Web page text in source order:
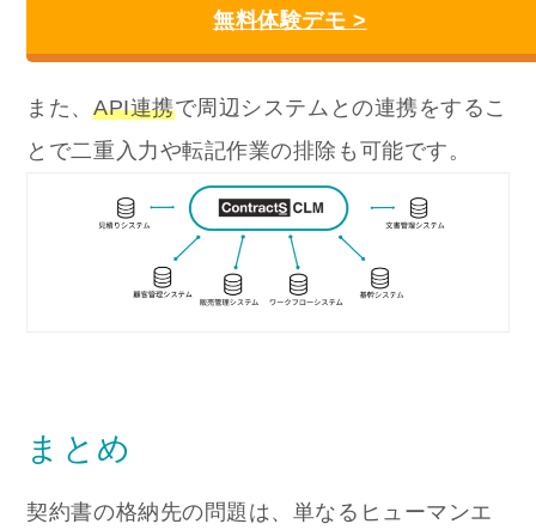
無料体験デモ >
また、API連携で周辺システムとの連携をするこ
とで二重入力や転記作業の排除も可能です。
まとめ
契約書の格納先の問題は、単なるヒューマンエ